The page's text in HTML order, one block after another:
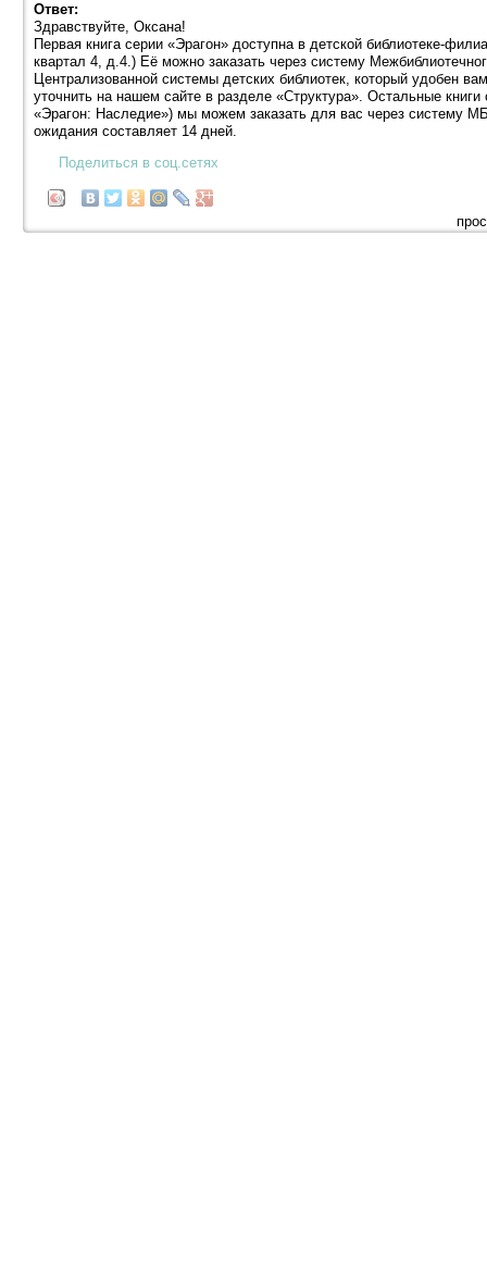
Ответ:
Здравствуйте, Оксана!
Первая книга серии «Эрагон» доступна в детской библиотеке-
квартал 4, д.4.) Её можно заказать через систему
Централизованной системы детских библиотек, который удобен
уточнить на нашем сайте в разделе «Структура». Остальные
«Эрагон: Наследие») мы можем заказать для вас через систему
ожидания составляет 14 дней.
Поделиться в соц.сетях